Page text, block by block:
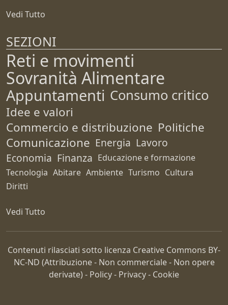
Vedi Tutto
SEZIONI
Reti e movimenti
Sovranità Alimentare
Appuntamenti Consumo critico
Idee e valori
Commercio e distribuzione Politiche
Comunicazione Energia Lavoro
Economia Finanza Educazione e formazione
Tecnologia Abitare Ambiente Turismo Cultura
Diritti
Vedi Tutto
Contenuti rilasciati sotto licenza Creative Commons BY-
NC-ND (Attribuzione - Non commerciale - Non opere
derivate) - Policy- Privacy- Cookie